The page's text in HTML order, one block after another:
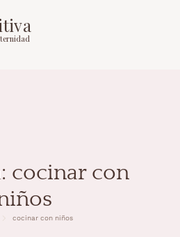
cocinar con
cocinar con niños